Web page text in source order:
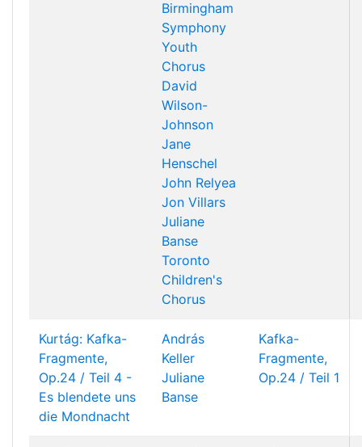
Birmingham
Symphony
Youth
Chorus
David
Wilson-
Johnson
Jane
Henschel
John Relyea
Jon Villars
Juliane
Banse
Toronto
Children's
Chorus
Kurtág: Kafka-
Fragmente,
Op.24 / Teil 4 -
Es blendete uns
die Mondnacht
András
Keller
Juliane
Banse
Kafka-
Fragmente,
Op.24 / Teil 1